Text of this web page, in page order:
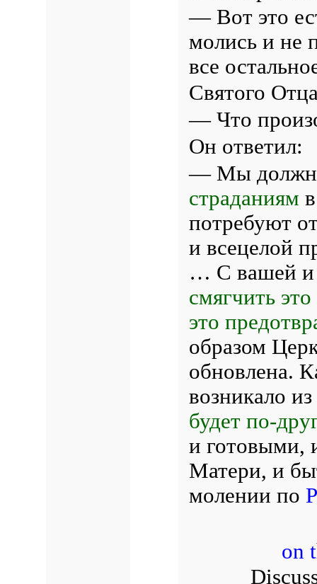
— Вот это
молись и не
все
Святого
— Что
Он ответил:
— Мы
страданиям
потребуют
и всецелой
… С вашей и
смягчить это
это
образом
обновлена.
возникало
будет по-
и готовыми,
Матери, и
молении по
on